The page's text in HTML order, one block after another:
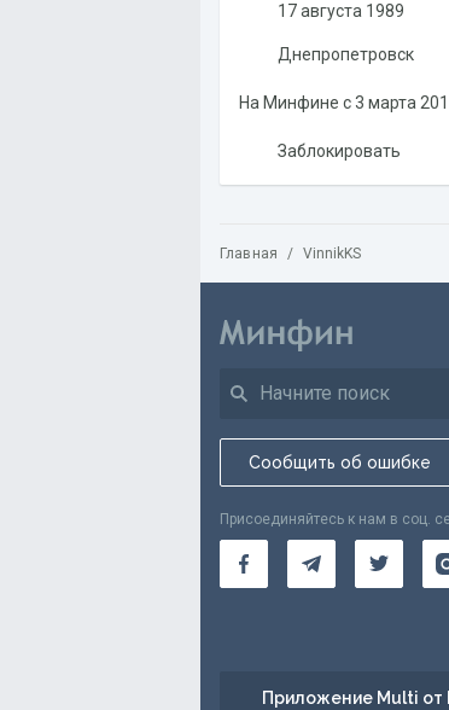
17 августа 1989
Днепропетровск
На Минфине с3 марта
Заблокировать
Главная / VinnikKS
Сообщить об ошибке
Присоединяйтесь к нам в соц.
Приложение Multi от